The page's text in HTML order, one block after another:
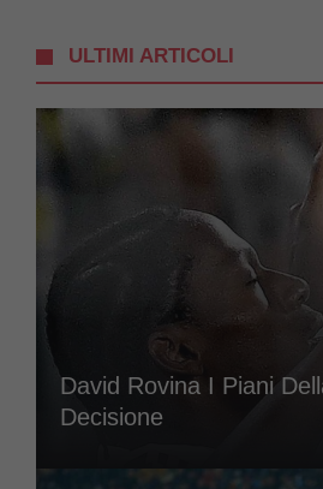
ULTIMI ARTICOLI
David Rovina I Piani
Decisione